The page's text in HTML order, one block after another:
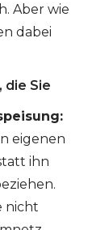
Aber wie
dabei
die Sie
eigenen
ihn
nicht